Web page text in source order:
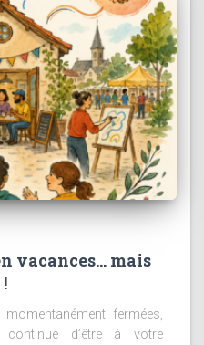
vacances… mais
fermées,
continue d’être à votre